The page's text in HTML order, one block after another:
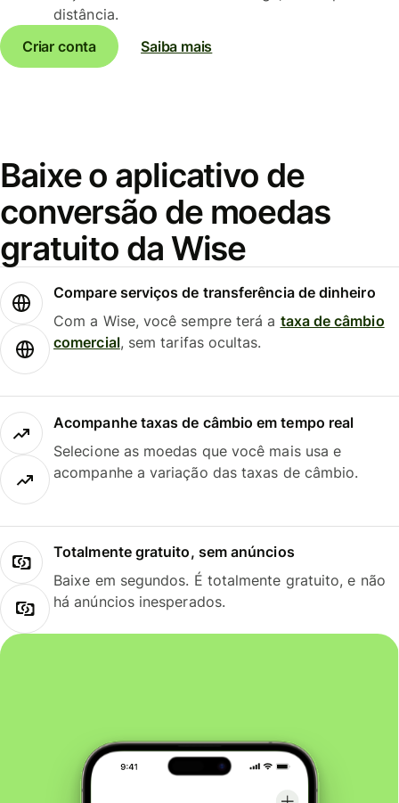
distância.
Criar conta
Saiba mais
Baixe o aplicativo de
conversão de moedas
gratuito da Wise
Compare serviços de transferência de dinheiro
Com a Wise, você sempre terá a taxa de câmbio
comercial, sem tarifas ocultas.
Acompanhe taxas de câmbio em tempo real
Selecione as moedas que você mais usa e
acompanhe a variação das taxas de câmbio.
Totalmente gratuito, sem anúncios
Baixe em segundos. É totalmente gratuito, e não
há anúncios inesperados.